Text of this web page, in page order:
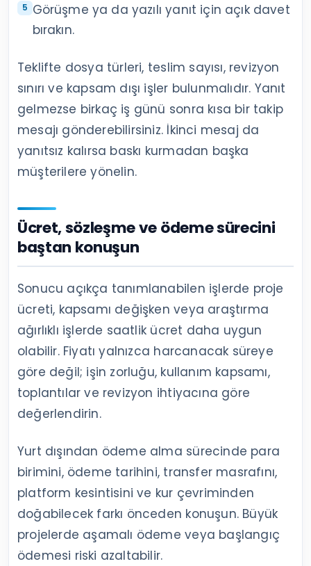
Görüşme ya da yazılı yanıt için açık davet
bırakın.
Teklifte dosya türleri, teslim sayısı, revizyon
sınırı ve kapsam dışı işler bulunmalıdır. Yanıt
gelmezse birkaç iş günü sonra kısa bir takip
mesajı gönderebilirsiniz. İkinci mesaj da
yanıtsız kalırsa baskı kurmadan başka
müşterilere yönelin.
Ücret, sözleşme ve ödeme sürecini
baştan konuşun
Sonucu açıkça tanımlanabilen işlerde proje
ücreti, kapsamı değişken veya araştırma
ağırlıklı işlerde saatlik ücret daha uygun
olabilir. Fiyatı yalnızca harcanacak süreye
göre değil; işin zorluğu, kullanım kapsamı,
toplantılar ve revizyon ihtiyacına göre
değerlendirin.
Yurt dışından ödeme alma sürecinde para
birimini, ödeme tarihini, transfer masrafını,
platform kesintisini ve kur çevriminden
doğabilecek farkı önceden konuşun. Büyük
projelerde aşamalı ödeme veya başlangıç
ödemesi riski azaltabilir.